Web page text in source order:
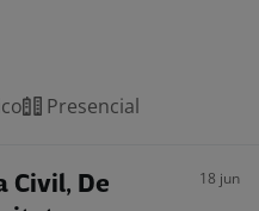
Presencial
Civil, De
18 jun